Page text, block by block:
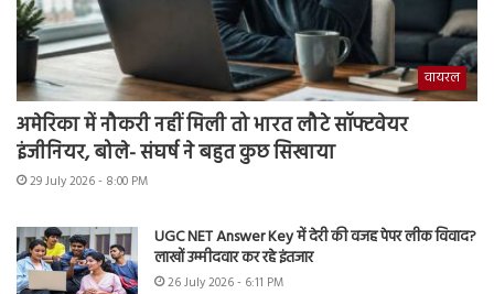
वायरल
अमेरिका में नौकरी नहीं मिली तो भारत लौटे सॉफ्टवेयर
इंजीनियर, बोले- संघर्ष ने बहुत कुछ सिखाया
29 July 2026 - 8:00 PM
UGC NET Answer Key में देरी की वजह पेपर लीक विवाद?
लाखों उम्मीदवार कर रहे इंतजार
26 July 2026 - 6:11 PM